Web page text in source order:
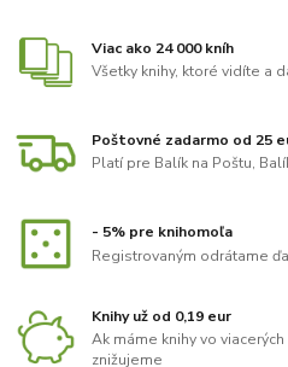
Viac ako 24 000 kníh
Všetky knihy, ktoré vidíte a
Poštovné zadarmo od 25
Platí pre Balík na Poštu,
- 5% pre knihomoľa
Registrovaným odrátame
Knihy už od 0,19 eur
Ak máme knihy vo
znižujeme